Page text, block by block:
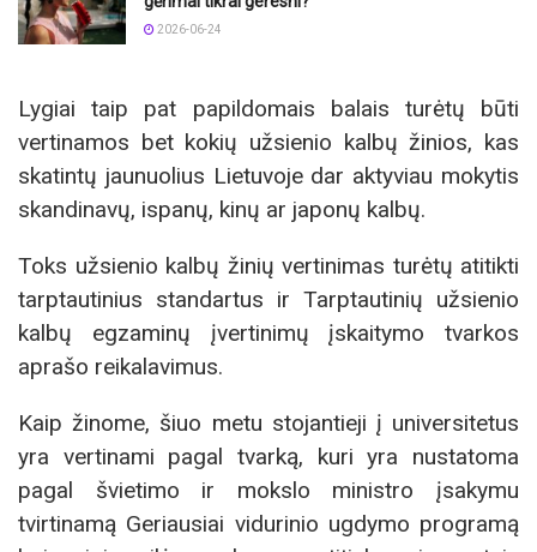
2026-06-24
Lygiai taip pat papildomais balais turėtų būti
vertinamos bet kokių užsienio kalbų žinios, kas
skatintų jaunuolius Lietuvoje dar aktyviau mokytis
skandinavų, ispanų, kinų ar japonų kalbų.
Toks užsienio kalbų žinių vertinimas turėtų atitikti
tarptautinius standartus ir Tarptautinių užsienio
kalbų egzaminų įvertinimų įskaitymo tvarkos
aprašo reikalavimus.
Kaip žinome, šiuo metu stojantieji į universitetus
yra vertinami pagal tvarką, kuri yra nustatoma
pagal švietimo ir mokslo ministro įsakymu
tvirtinamą Geriausiai vidurinio ugdymo programą